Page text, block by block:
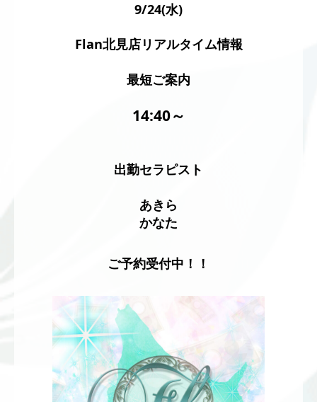
9/24(水)
Flan北見店リアルタイム情報
最短ご案内
14:40～
出勤セラピスト
あきら
かなた
ご予約受付中！！